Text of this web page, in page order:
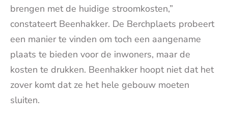
brengen met de huidige stroomkosten,”
constateert Beenhakker. De Berchplaets probeert
een manier te vinden om toch een aangename
plaats te bieden voor de inwoners, maar de
kosten te drukken. Beenhakker hoopt niet dat het
zover komt dat ze het hele gebouw moeten
sluiten.